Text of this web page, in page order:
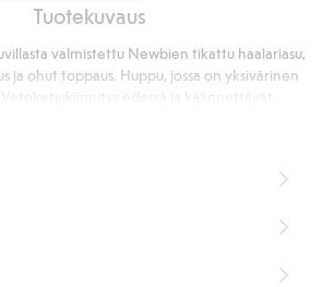
Karhukuvioinen
Tuotekuvaus
valmistettu Newbien tikattu haalariasu,
ja ohut toppaus. Huppu, jossa on yksivärinen